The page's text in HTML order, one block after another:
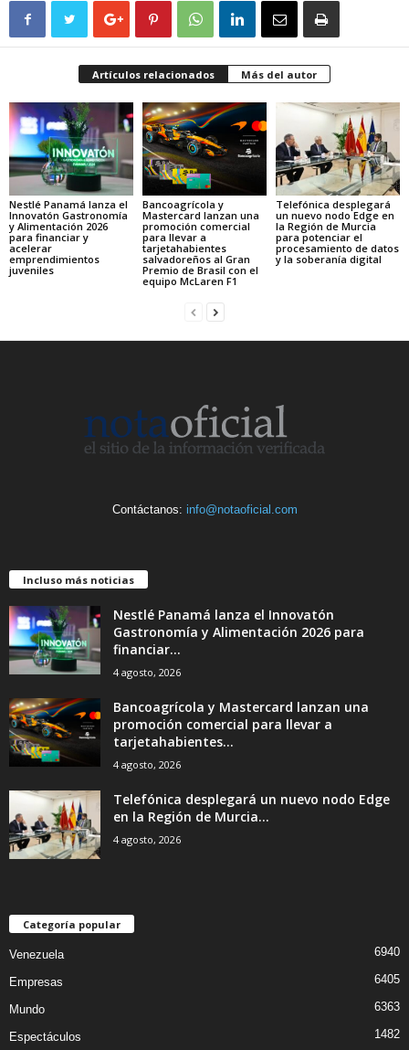
Artículos relacionados Más del autor
Nestlé Panamá lanza el
Innovatón Gastronomía
y Alimentación 2026
para financiar y
acelerar
emprendimientos
juveniles
Bancoagrícola y
Mastercard lanzan una
promoción comercial
para llevar a
tarjetahabientes
salvadoreños al Gran
Premio de Brasil con el
equipo McLaren F1
Telefónica desplegará
un nuevo nodo Edge en
la Región de Murcia
para potenciar el
procesamiento de datos
y la soberanía digital
Contáctanos: info@notaoficial.com
Incluso más noticias
Nestlé Panamá lanza el Innovatón
Gastronomía y Alimentación 2026 para
financiar...
4 agosto, 2026
Bancoagrícola y Mastercard lanzan una
promoción comercial para llevar a
tarjetahabientes...
4 agosto, 2026
Telefónica desplegará un nuevo nodo Edge
en la Región de Murcia...
4 agosto, 2026
Categoría popular
Venezuela 6940
Empresas 6405
Mundo 6363
Espectáculos 1482